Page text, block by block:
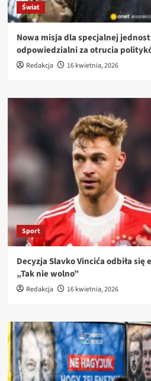
Świat
Nowa misja dla specjalnej
odpowiedzialni za otrucia
Redakcja 16 kwietnia, 2026
Sport
Decyzja Slavko Vincića odbiła się
„Tak nie wolno”
Redakcja 16 kwietnia, 2026